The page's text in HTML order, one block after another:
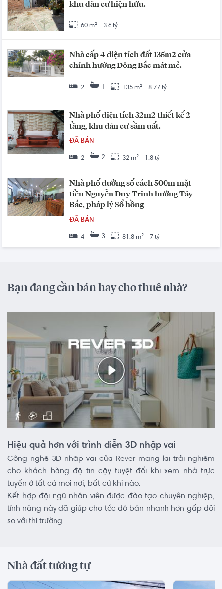
khu dân cư hiện hữu.
60 m² 3.6 tỷ
Nhà cấp 4 diện tích đất 135m2 cửa
chính hướng Đông Bắc mát mẻ.
2 1 135 m² 8.77 tỷ
Nhà phố diện tích 32m2 thiết kế 2
tầng, khu dân cư sầm uất.
ĐÃ BÁN
2 2 32 m² 1.8 tỷ
Nhà phố đường số cách 500m mặt
tiền Nguyễn Duy Trinh hướng Tây
Bắc, pháp lý Sổ hồng
ĐÃ BÁN
4 3 81.8 m² 7 tỷ
Bạn đang cần bán hay cho thuê nhà?
Hiệu quả hơn với trình diễn 3D nhập vai
Công nghệ 3D nhập vai của Rever mang lại trải nghiệm
cho khách hàng độ tin cậy tuyệt đối khi xem nhà trực
tuyến ở tất cả mọi nơi, bất cứ khi nào.
Kết hợp đội ngũ nhân viên được đào tạo chuyên nghiệp,
tính năng này đã giúp cho tốc độ bán nhanh hơn gấp đôi
so với thị trường.
Nhà đất tương tự